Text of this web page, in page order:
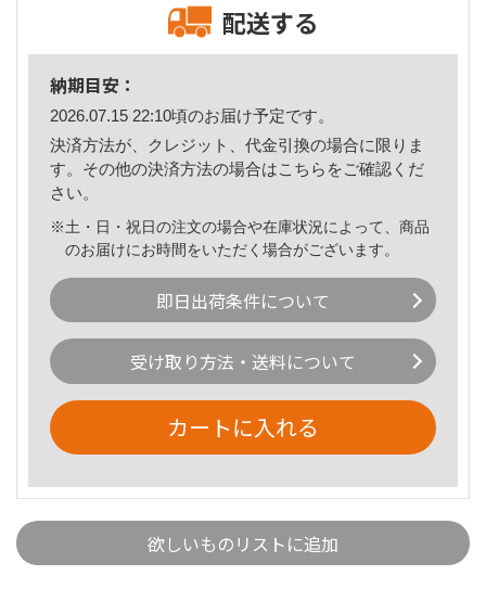
配送する
納期目安：
2026.07.15 22:10頃のお届け予定です。
決済方法が、クレジット、代金引換の場合に限りま
す。その他の決済方法の場合はこちら をご確認くだ
さい。
※土・日・祝日の注文の場合や在庫状況によって、商品
のお届けにお時間をいただく場合がございます。
即日出荷条件について
受け取り方法・送料について
カートに入れる
欲しいものリストに追加